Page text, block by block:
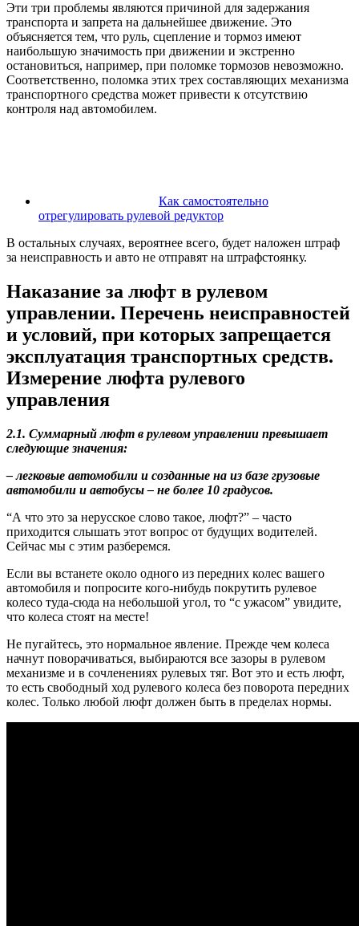
Эти три проблемы являются причиной для задержания
транспорта и запрета на дальнейшее движение. Это
объясняется тем, что руль, сцепление и тормоз имеют
наибольшую значимость при движении и экстренно
остановиться, например, при поломке тормозов невозможно.
Соответственно, поломка этих трех составляющих механизма
транспортного средства может привести к отсутствию
контроля над автомобилем.
Как самостоятельно
отрегулировать рулевой редуктор
В остальных случаях, вероятнее всего, будет наложен штраф
за неисправность и авто не отправят на штрафстоянку.
Наказание за люфт в рулевом
управлении. Перечень неисправностей
и условий, при которых запрещается
эксплуатация транспортных средств.
Измерение люфта рулевого
управления
2.1. Суммарный люфт в рулевом управлении превышает
следующие значения:
– легковые автомобили и созданные на из базе грузовые
автомобили и автобусы – не более 10 градусов.
“А что это за нерусское слово такое, люфт?” – часто
приходится слышать этот вопрос от будущих водителей.
Сейчас мы с этим разберемся.
Если вы встанете около одного из передних колес вашего
автомобиля и попросите кого-нибудь покрутить рулевое
колесо туда-сюда на небольшой угол, то “с ужасом” увидите,
что колеса стоят на месте!
Не пугайтесь, это нормальное явление. Прежде чем колеса
начнут поворачиваться, выбираются все зазоры в рулевом
механизме и в сочленениях рулевых тяг. Вот это и есть люфт,
то есть свободный ход рулевого колеса без поворота передних
колес. Только любой люфт должен быть в пределах нормы.